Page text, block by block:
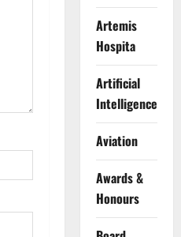
Artemis
Hospita
Artificial
Intelligence
Aviation
Awards &
Honours